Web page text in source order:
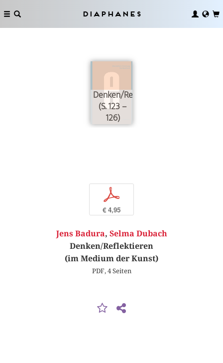
Diaphanes
Denken/Reflektieren
(S. 123 –
126)
p
€ 4,95
Jens Badura, Selma Dubach
Denken/Reflektieren
(im Medium der Kunst)
PDF, 4 Seiten